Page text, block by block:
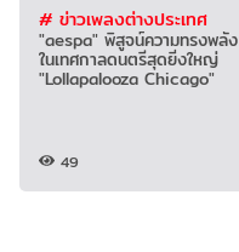
# ข่าวเพลงต่างประเทศ
"aespa" พิสูจน์ความทรงพลัง
ในเทศกาลดนตรีสุดยิ่งใหญ่
"Lollapalooza Chicago"
49